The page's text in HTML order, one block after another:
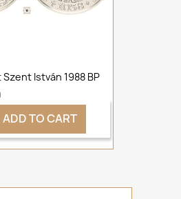
István 1988 BP
ADD TO CART